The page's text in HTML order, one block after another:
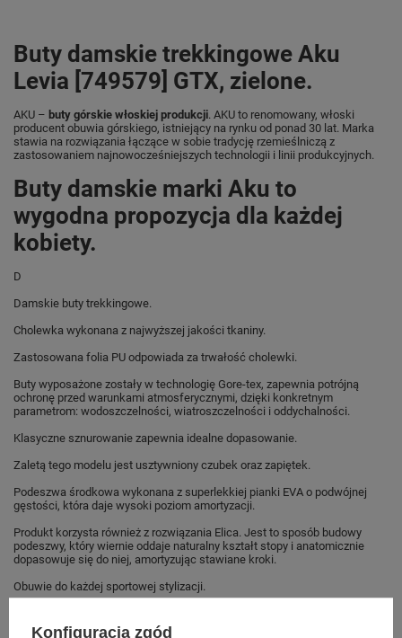
Buty damskie trekkingowe Aku
Levia [749579] GTX, zielone.
AKU – buty górskie włoskiej produkcji. AKU to renomowany, włoski
producent obuwia górskiego, istniejący na rynku od ponad 30 lat. Marka
stawia na rozwiązania łączące w sobie tradycję rzemieślniczą z
zastosowaniem najnowocześniejszych technologii i linii produkcyjnych.
Buty damskie marki Aku to
wygodna propozycja dla każdej
kobiety.
D
Damskie buty trekkingowe.
Cholewka wykonana z najwyższej jakości tkaniny.
Zastosowana folia PU odpowiada za trwałość cholewki.
Buty wyposażone zostały w technologię Gore-tex, zapewnia potrójną
ochronę przed warunkami atmosferycznymi, dzięki konkretnym
parametrom: wodoszczelności, wiatroszczelności i oddychalności.
Klasyczne sznurowanie zapewnia idealne dopasowanie.
Zaletą tego modelu jest usztywniony czubek oraz zapiętek.
Podeszwa środkowa wykonana z superlekkiej pianki EVA o podwójnej
gęstości, która daje wysoki poziom amortyzacji.
Produkt korzysta również z rozwiązania Elica. Jest to sposób budowy
podeszwy, który wiernie oddaje naturalny kształt stopy i anatomicznie
dopasowuje się do niej, amortyzując stawiane kroki.
Obuwie do każdej sportowej stylizacji.
Buty sportowe dla kobiet sklep
Konfiguracja zgód